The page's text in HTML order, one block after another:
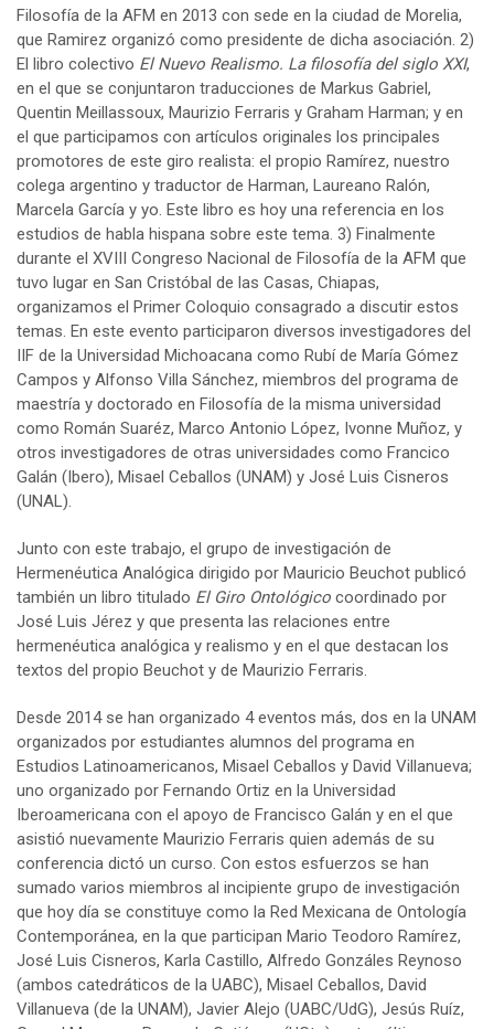
Filosofía de la AFM en 2013 con sede en la ciudad de Morelia,
que Ramirez organizó como presidente de dicha asociación. 2)
El libro colectivo El Nuevo Realismo. La filosofía del siglo XXI,
en el que se conjuntaron traducciones de Markus Gabriel,
Quentin Meillassoux, Maurizio Ferraris y Graham Harman; y en
el que participamos con artículos originales los principales
promotores de este giro realista: el propio Ramírez, nuestro
colega argentino y traductor de Harman, Laureano Ralón,
Marcela García y yo. Este libro es hoy una referencia en los
estudios de habla hispana sobre este tema. 3) Finalmente
durante el XVIII Congreso Nacional de Filosofía de la AFM que
tuvo lugar en San Cristóbal de las Casas, Chiapas,
organizamos el Primer Coloquio consagrado a discutir estos
temas. En este evento participaron diversos investigadores del
IIF de la Universidad Michoacana como Rubí de María Gómez
Campos y Alfonso Villa Sánchez, miembros del programa de
maestría y doctorado en Filosofía de la misma universidad
como Román Suaréz, Marco Antonio López, Ivonne Muñoz, y
otros investigadores de otras universidades como Francico
Galán (Ibero), Misael Ceballos (UNAM) y José Luis Cisneros
(UNAL).
Junto con este trabajo, el grupo de investigación de
Hermenéutica Analógica dirigido por Mauricio Beuchot publicó
también un libro titulado El Giro Ontológico coordinado por
José Luis Jérez y que presenta las relaciones entre
hermenéutica analógica y realismo y en el que destacan los
textos del propio Beuchot y de Maurizio Ferraris.
Desde 2014 se han organizado 4 eventos más, dos en la UNAM
organizados por estudiantes alumnos del programa en
Estudios Latinoamericanos, Misael Ceballos y David Villanueva;
uno organizado por Fernando Ortiz en la Universidad
Iberoamericana con el apoyo de Francisco Galán y en el que
asistió nuevamente Maurizio Ferraris quien además de su
conferencia dictó un curso. Con estos esfuerzos se han
sumado varios miembros al incipiente grupo de investigación
que hoy día se constituye como la Red Mexicana de Ontología
Contemporánea, en la que participan Mario Teodoro Ramírez,
José Luis Cisneros, Karla Castillo, Alfredo Gonzáles Reynoso
(ambos catedráticos de la UABC), Misael Ceballos, David
Villanueva (de la UNAM), Javier Alejo (UABC/UdG), Jesús Ruíz,